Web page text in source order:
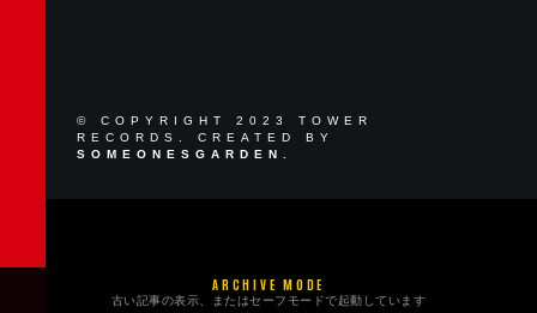
ARCHIVE MODE
古い記事の表示、またはセーフモードで起動しています
© COPYRIGHT 2023 TOWER
RECORDS. CREATED BY
SOMEONESGARDEN.